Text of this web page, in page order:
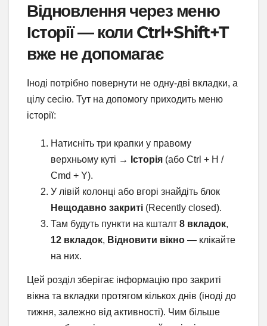
Відновлення через меню
Історії — коли Ctrl+Shift+T
вже не допомагає
Іноді потрібно повернути не одну-дві вкладки, а
цілу сесію. Тут на допомогу приходить меню
історії:
Натисніть три крапки у правому
верхньому куті →
Історія (або Ctrl + H /
Cmd + Y).
У лівій колонці або вгорі знайдіть блок
Нещодавно закриті (Recently closed).
Там будуть пункти на кшталт 8 вкладок,
12 вкладок, Відновити вікно — клікайте
на них.
Цей розділ зберігає інформацію про закриті
вікна та вкладки протягом кількох днів (іноді до
тижня, залежно від активності). Чим більше